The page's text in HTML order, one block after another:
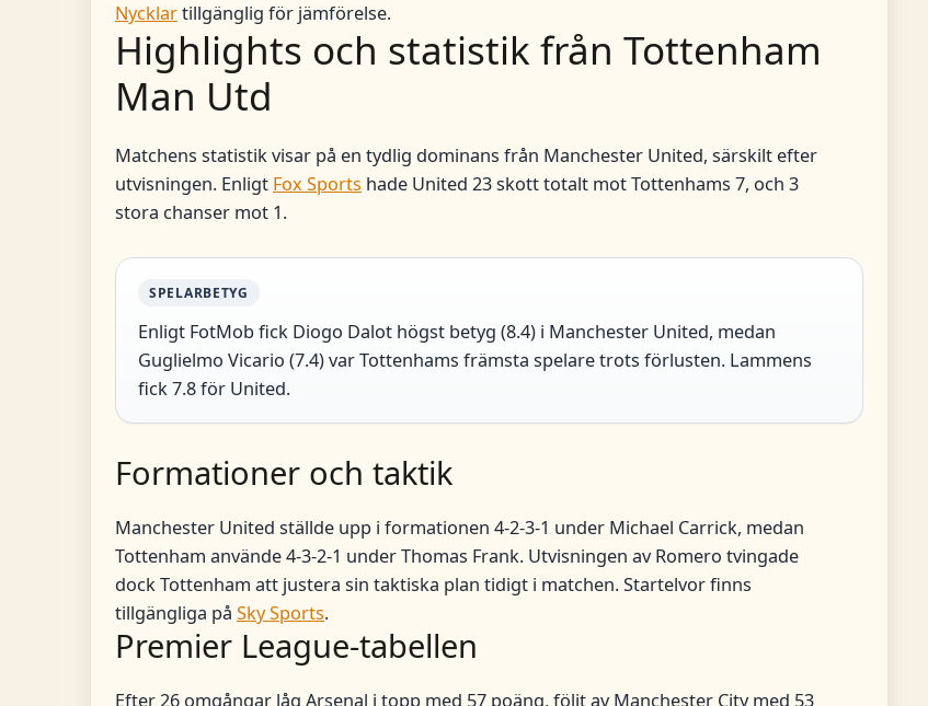
Nycklartillgänglig för jämförelse.
Highlights och statistik från Tottenham
Man Utd
Matchens statistik visar på en tydlig dominans från Manchester United, särskilt efter
utvisningen. Enligt Fox Sports hade United 23 skott totalt mot Tottenhams 7, och 3
stora chanser mot 1.
SPELARBETYG
Enligt FotMob fick Diogo Dalot högst betyg (8.4) i Manchester United, medan
Guglielmo Vicario (7.4) var Tottenhams främsta spelare trots förlusten. Lammens
fick 7.8 för United.
Formationer och taktik
Manchester United ställde upp i formationen 4-2-3-1 under Michael Carrick, medan
Tottenham använde 4-3-2-1 under Thomas Frank. Utvisningen av Romero tvingade
dock Tottenham att justera sin taktiska plan tidigt i matchen. Startelvor finns
tillgängliga på Sky Sports.
Premier League-tabellen
Efter 26 omgångar låg Arsenal i topp med 57 poäng, följt av Manchester City med 53